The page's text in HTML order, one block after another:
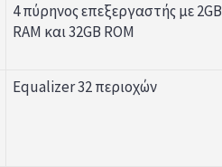
4 πύρηνος επεξεργαστής με 2GB
RAM και 32GB ROM
Equalizer 32 περιοχών